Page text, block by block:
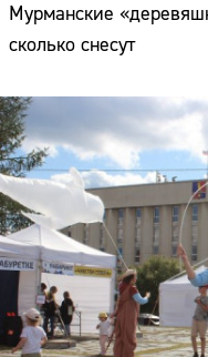
Мурманские
сколько снесут